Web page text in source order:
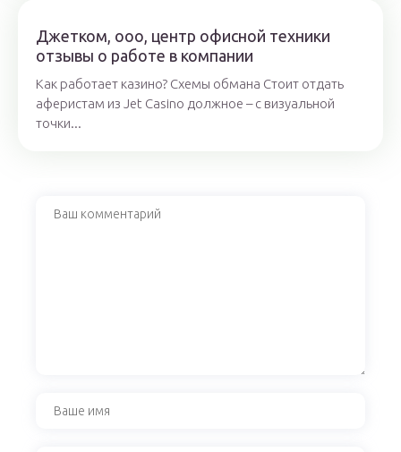
Джетком, ооо, центр офисной техники
отзывы о работе в компании
Как работает казино? Схемы обмана Стоит отдать
аферистам из Jet Casino должное – с визуальной
точки...